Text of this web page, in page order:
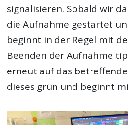
signalisieren. Sobald wir
die Aufnahme gestartet
beginnt in der Regel mit
Beenden der Aufnahme
erneut auf das
dieses grün und beginnt